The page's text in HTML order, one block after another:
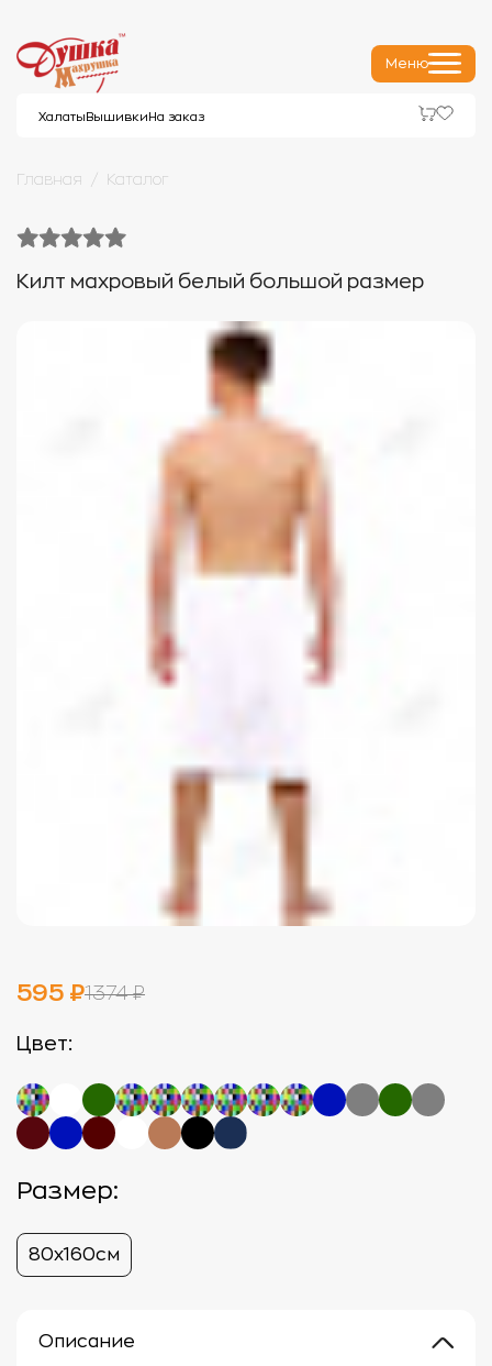
Меню
Халаты Вышивки На заказ
Главная Каталог
Килт махровый белый большой размер
595 ₽1374 ₽
Цвет:
Размер:
80x160см
Описание